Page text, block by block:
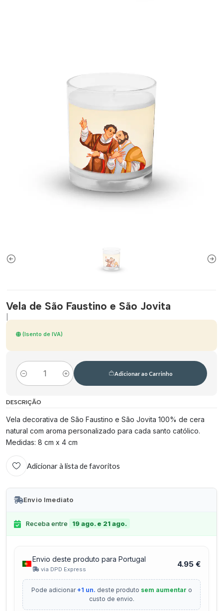
Vela de São Faustino e São Jovita
(Isento de IVA)
Quantidade
Adicionar ao Carrinho
DESCRIÇÃO
Vela decorativa de São Faustino e São Jovita 100% de cera
natural com aroma personalizado para cada santo católico.
Medidas: 8 cm x 4 cm
Adicionar à lista de favoritos
Envio Imediato
Receba entre 19 ago. e 21 ago.
Envio deste produto para Portugal
via DPD Express
4.95 €
Pode adicionar+1 un. deste produto sem aumentar o
custo de envio.